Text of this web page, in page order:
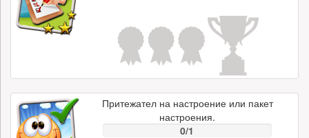
Притежател на настроение или пакет
настроения.
0/1